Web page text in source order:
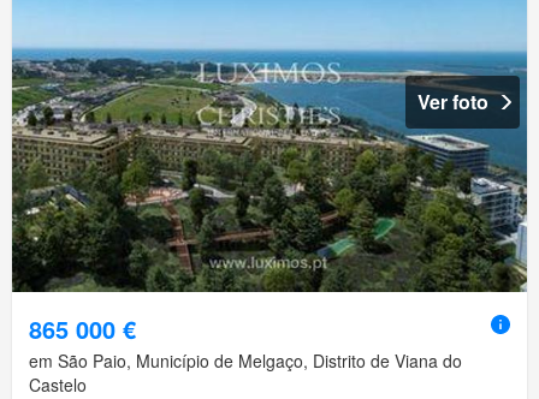
Ver foto
865 000 €
em São Paio, Município de Melgaço, Distrito de Viana do
Castelo